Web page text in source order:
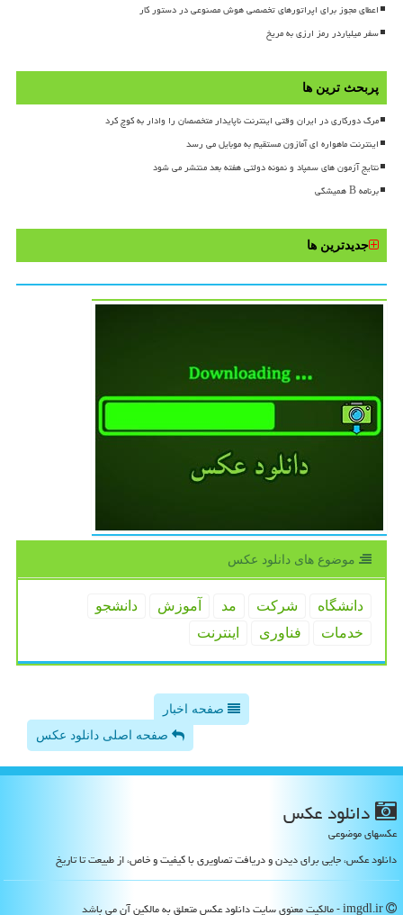
اعطای مجوز برای اپراتورهای تخصصی هوش مصنوعی در دستور کار
سفر میلیاردر رمز ارزی به مریخ
پربحث ترین ها
مرگ دورکاری در ایران وقتی اینترنت ناپایدار متخصصان را وادار به کوچ کرد
اینترنت ماهواره ای آمازون مستقیم به موبایل می رسد
نتایج آزمون های سمپاد و نمونه دولتی هفته بعد منتشر می شود
برنامه B همیشگی
جدیدترین ها
موضوع های دانلود عكس
دانشگاه شركت مد آموزش
دانشجو
خدمات
فناوری اینترنت
صفحه اخبار
صفحه اصلی دانلود عکس
دانلود عكس
عکسهای موضوعی
دانلود عکس، جایی برای دیدن و دریافت تصاویری با کیفیت و خاص، از طبیعت تا تاریخ